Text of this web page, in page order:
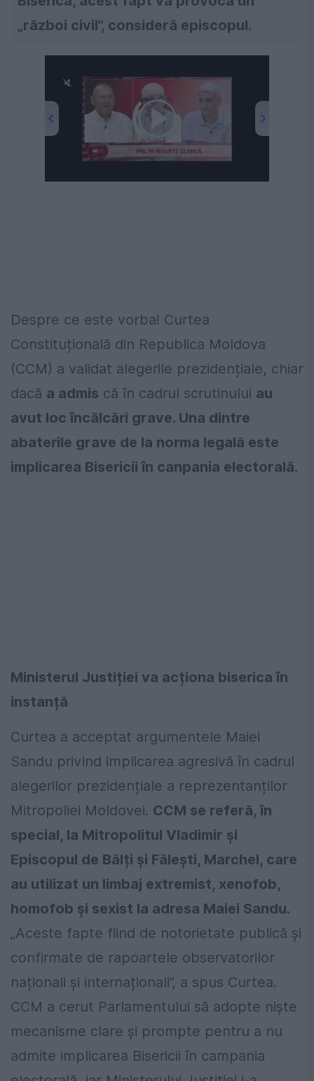
„război civil”, consideră episcopul.
Despre ce este vorba! Curtea
Constituțională din Republica Moldova
(CCM) a validat alegerile prezidențiale, chiar
dacă a admis că în cadrul scrutinului au
avut loc încălcări grave. Una dintre
abaterile grave de la norma legală este
implicarea Bisericii în canpania electorală.
Ministerul Justiției va acționa biserica în
instanță
Curtea a acceptat argumentele Maiei
Sandu privind implicarea agresivă în cadrul
alegerilor prezidențiale a reprezentanților
Mitropoliei Moldovei. CCM se referă, în
special, la Mitropolitul Vladimir și
Episcopul de Bălți și Fălești, Marchel, care
au utilizat un limbaj extremist, xenofob,
homofob și sexist la adresa Maiei Sandu.
„Aceste fapte fiind de notorietate publică şi
confirmate de rapoartele observatorilor
naționali și internaționali”, a spus Curtea.
CCM a cerut Parlamentului să adopte niște
mecanisme clare și prompte pentru a nu
admite implicarea Bisericii în campania